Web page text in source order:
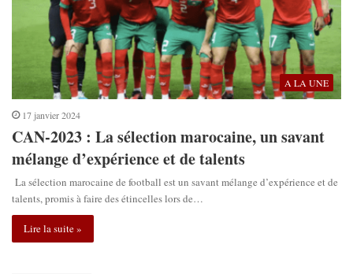
A LA UNE
17 janvier 2024
CAN-2023 : La sélection marocaine, un savant
mélange d’expérience et de talents
La sélection marocaine de football est un savant mélange d’expérience et de
talents, promis à faire des étincelles lors de…
Lire la suite »